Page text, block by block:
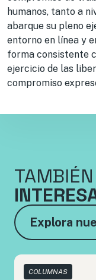
humanos, tanto a
abarque su pleno
entorno en línea y
forma consistente
ejercicio de las
compromiso
TAMBIÉN
Explora
COLUMNAS